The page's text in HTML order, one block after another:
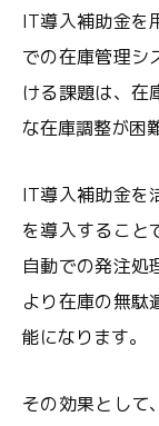
IT導入補助金を
での在庫管理シ
ける課題は、在
な在庫調整が困
IT導入補助金を
を導入すること
自動での発注処
より在庫の無駄
能になります。
その効果として